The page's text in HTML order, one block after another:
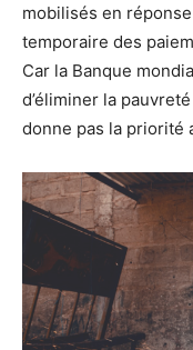
mobilisés en
temporaire des
Car la Banque
d’éliminer la
donne pas la priorité